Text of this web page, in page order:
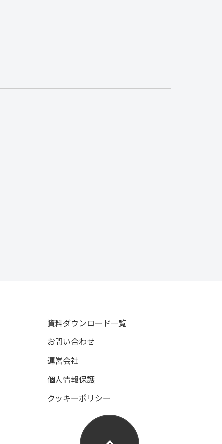
資料ダウンロード一覧
お問い合わせ
運営会社
個人情報保護
クッキーポリシー